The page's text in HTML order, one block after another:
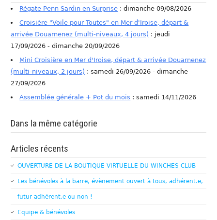
Régate Penn Sardin en Surprise : dimanche 09/08/2026
Croisière "Voile pour Toutes" en Mer d'Iroise, départ &
arrivée Douarnenez (multi-niveaux, 4 jours) : jeudi
17/09/2026 - dimanche 20/09/2026
Mini Croisière en Mer d'Iroise, départ & arrivée Douarnenez
(multi-niveaux, 2 jours) : samedi 26/09/2026 - dimanche
27/09/2026
Assemblée générale + Pot du mois : samedi 14/11/2026
Dans la même catégorie
Articles récents
OUVERTURE DE LA BOUTIQUE VIRTUELLE DU WINCHES CLUB
Les bénévoles à la barre, évènement ouvert à tous, adhérent.e,
futur adhérent.e ou non !
Equipe & bénévoles